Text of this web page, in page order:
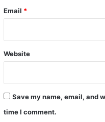
Email *
Website
Save my name, email, and
time I comment.